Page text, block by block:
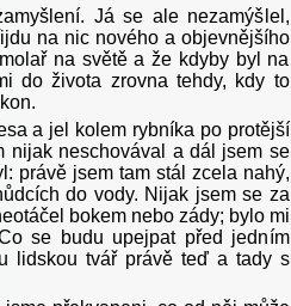
Já se ale nezamýšlel,
na nic nového a objevnějšího
na světě a že kdyby byl na
do života zrovna tehdy, kdy to
a jel kolem rybníka po protější
nijak neschovával a dál jsem se
právě jsem tam stál zcela nahý,
do vody. Nijak jsem se za
bokem nebo zády; bylo mi
se budu upejpat před jedním
lidskou tvář právě teď a tady s